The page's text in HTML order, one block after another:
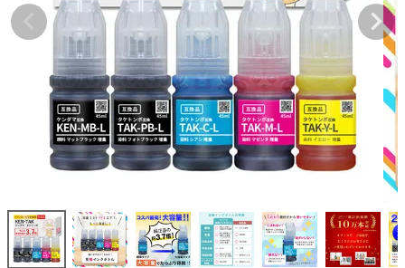
互換インクカートリッジ
再生インクカートリッジ
記事を探す
お客様の声
お店の紹介
よくある質問
お問い合わせ